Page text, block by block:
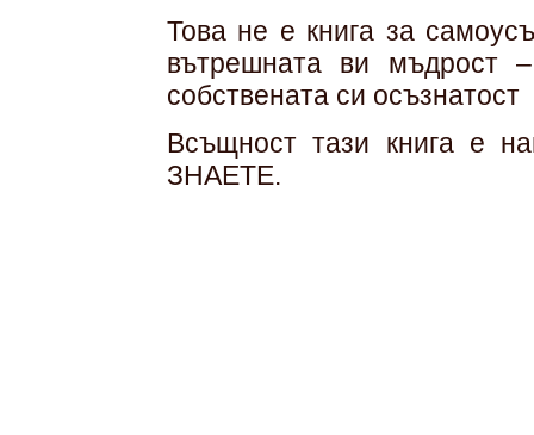
Това не е книга за
вътрешната ви мъдрост
собствената си осъзнатост
Всъщност тази книга е
ЗНАЕТЕ.